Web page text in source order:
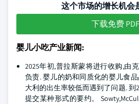
这个市场的增长机会
下载免费 PDF
婴儿小吃产业新闻:
2025年初,普拉斯蒙将进行收购,由
负责. 婴儿的奶和同质化的婴儿食
大利的出生率较低而遇到了问题. 到
提交某种形式的要约。